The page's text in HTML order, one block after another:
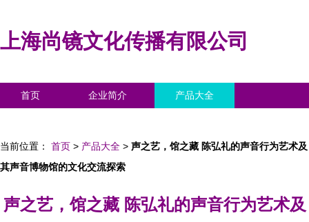
上海尚镜文化传播有限公司
首页 企业简介 产品大全
当前位置： 首页 > 产品大全 > 声之艺，馆之藏 陈弘礼的声音行为艺术及
其声音博物馆的文化交流探索
声之艺，馆之藏 陈弘礼的声音行为艺术及